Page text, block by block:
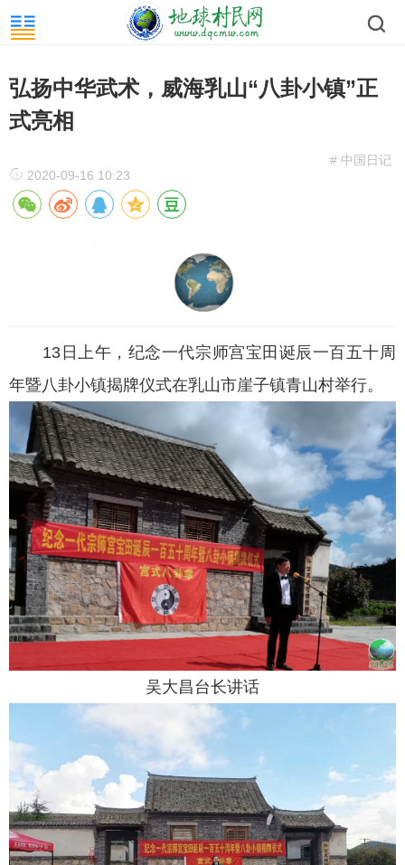
弘扬中华武术，威海乳山“八卦小镇”正
式亮相
# 中国日记
2020-09-16 10:23
13日上午，纪念一代宗师宫宝田诞辰一百五十周
年暨八卦小镇揭牌仪式在乳山市崖子镇青山村举行。
吴大昌台长讲话